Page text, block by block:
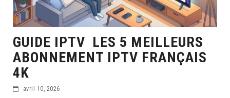
GUIDE IPTV LES 5 MEILLEURS
ABONNEMENT IPTV FRANÇAIS
4K
avril 10, 2026